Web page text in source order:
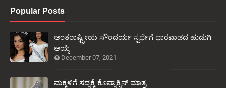
Popular Posts
ಅಂತರಾಷ್ಟ್ರೀಯ ಸೌಂದರ್ಯ ಸ್ಪರ್ಧೆಗೆ ಧಾರವಾಡದ ಹುಡುಗಿ
ಆಯ್ಕೆ
December 07, 2021
ಮಕ್ಕಳಿಗೆ ಸದ್ಯಕ್ಕೆ ಕೊವ್ಯಾಕ್ಸಿನ್ ಮಾತ್ರ